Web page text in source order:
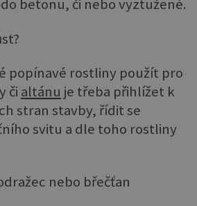
betonu, či nebo vyztužené.
popínavé rostliny použít pro
či altánu je třeba přihlížet k
stran stavby, řídit se
svitu a dle toho rostliny
nebo břečťan